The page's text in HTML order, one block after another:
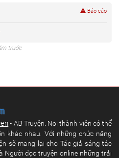
trước
Báo cáo
- AB Truyện. Nơi thành viên có thể
khác nhau. Với những chức năng
sẽ mang lại cho Tác giả sáng tác
Người đọc truyện online những trải